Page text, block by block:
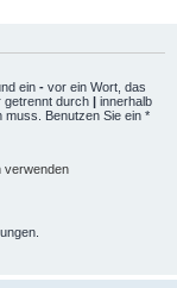
ein - vor ein Wort, das
getrennt durch | innerhalb
muss. Benutzen Sie ein *
verwenden